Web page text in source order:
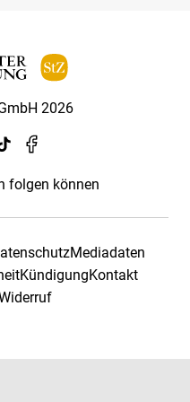
2026
folgen können
Mediadaten
KündigungKontakt